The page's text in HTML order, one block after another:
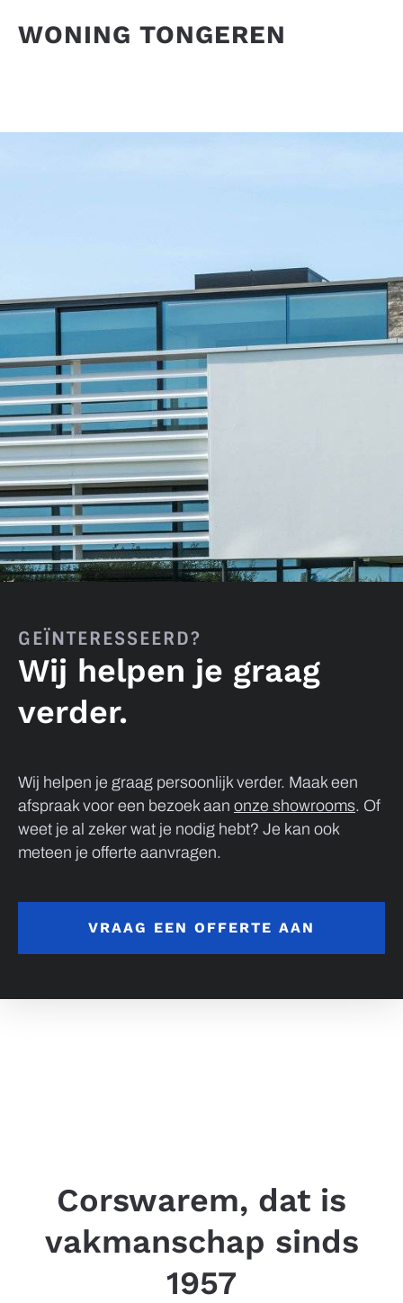
WONING TONGEREN
GEÏNTERESSEERD?
Wij helpen je graag
verder.
Wij helpen je graag persoonlijk verder. Maak een
afspraak voor een bezoek aan onze showrooms. Of
weet je al zeker wat je nodig hebt? Je kan ook
meteen je offerte aanvragen.
VRAAG EEN OFFERTE AAN
Corswarem, dat is
vakmanschap sinds
1957